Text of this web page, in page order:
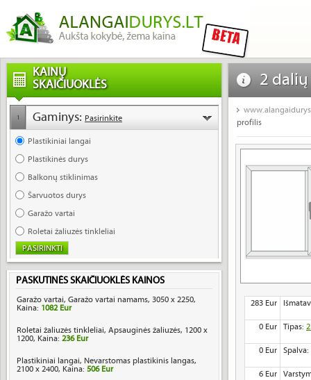
KAINŲ
SKAIČIUOKLĖS
1 Gaminys: Pasirinkite
Plastikiniai langai
Plastikinės durys
Balkonų stiklinimas
Šarvuotos durys
Garažo vartai
Roletai žaliuzės tinkleliai
PASKUTINĖS SKAIČIUOKLĖS KAINOS
Garažo vartai, Garažo vartai namams, 3050 x 2250,
Kaina: 1082 Eur
Roletai žaliuzės tinkleliai, Apsauginės žaliuzės, 1200 x
1200, Kaina: 236 Eur
Plastikiniai langai, Nevarstomas plastikinis langas,
2100 x 2400, Kaina: 506 Eur
2
profilis
profilis
283 Eur
0 Eur Tipas:
0 Eur Spalva:
6 Eur